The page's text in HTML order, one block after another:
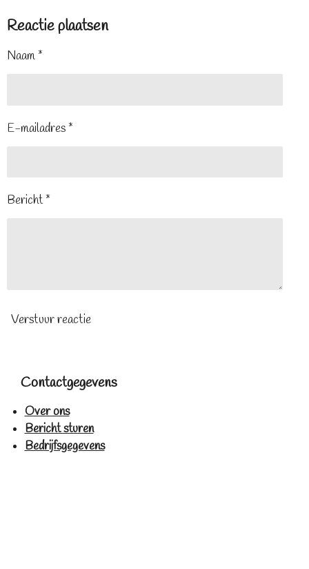
Reactie plaatsen
Naam *
E-mailadres *
Bericht *
Verstuur reactie
Contactgegevens
Over ons
Bericht sturen
Bedrijfsgegevens